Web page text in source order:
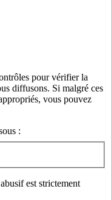
pour vérifier la
diffusons. Si malgré ces
vous pouvez
:
est strictement